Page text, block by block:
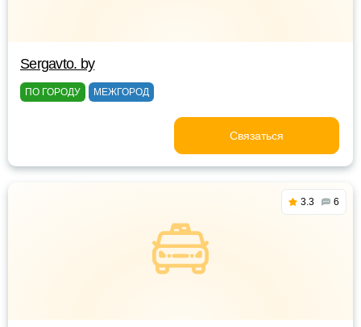
Sergavto. by
ПО ГОРОДУ МЕЖГОРОД
Связаться
3.3 6